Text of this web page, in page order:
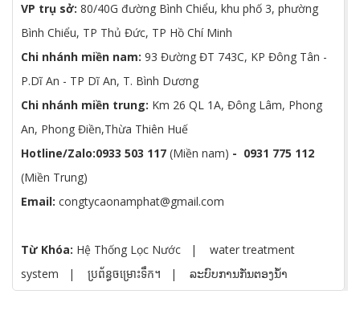
VP trụ sở: 80/40G đường Bình Chiểu, khu phố 3, phường
Bình Chiểu, TP Thủ Đức, TP Hồ Chí Minh
Chi nhánh miền nam: 93 Đường ĐT 743C, KP Đông Tân -
P.Dĩ An - TP Dĩ An, T. Bình Dương
Chi nhánh miền trung: Km 26 QL 1A, Đông Lâm, Phong
An, Phong Điền,Thừa Thiên Huế
Hotline/Zalo:0933 503 117 (Miền nam) - 0931 775 112
(Miền Trung)
Email: congtycaonamphat@gmail.com
Từ Khóa: Hệ Thống Lọc Nước | water treatment
system | ប្រព័ន្ធចម្រោះទឹក។ | ລະບົບການກັ່ນຕອງນ້ໍາ